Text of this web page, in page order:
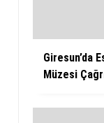
Giresun’da
Müzesi